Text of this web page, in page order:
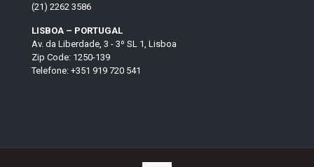
(21) 2262 3586
LISBOA – PORTUGAL
Av. da Liberdade, 3 - 3º SL 1, Lisboa
Zip Code: 1250-139
Telefone: +351 919 720 541